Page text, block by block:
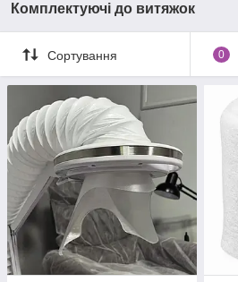
Комплектуючі до витяжок
Сортування 0